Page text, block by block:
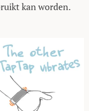
kan worden.